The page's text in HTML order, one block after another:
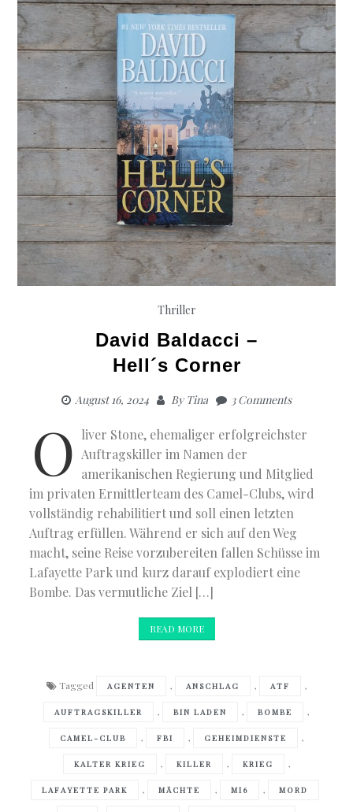
Thriller
David Baldacci –
Hell´s Corner
August 16, 2024 ByTina 3 Comments
O liver Stone, ehemaliger erfolgreichster
Auftragskiller im Namen der
amerikanischen Regierung und Mitglied
im privaten Ermittlerteam des Camel-Clubs, wird
vollständig rehabilitiert und soll einen letzten
Auftrag erfüllen. Während er sich auf den Weg
macht, seine Reise vorzubereiten fallen Schüsse im
Lafayette Park und kurz darauf explodiert eine
Bombe. Das vermutliche Ziel […]
READ MORE
Tagged AGENTEN , ANSCHLAG , ATF ,
AUFTRAGSKILLER , BIN LADEN , BOMBE ,
CAMEL-CLUB , FBI , GEHEIMDIENSTE ,
KALTER KRIEG , KILLER , KRIEG ,
LAFAYETTE PARK , MÄCHTE , MI6 , MORD